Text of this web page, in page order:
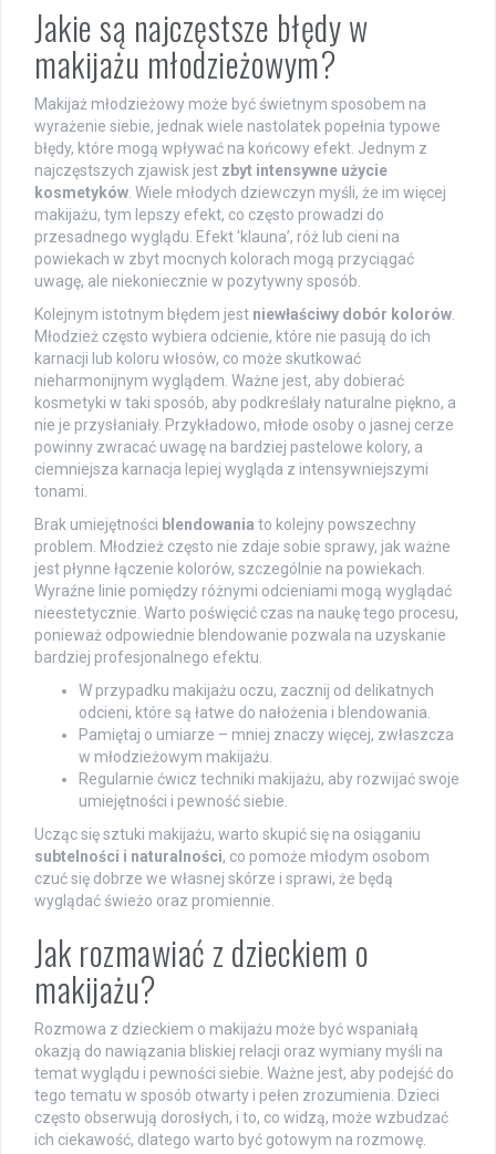
Jakie są najczęstsze błędy w
makijażu młodzieżowym?
Makijaż młodzieżowy może być świetnym sposobem na
wyrażenie siebie, jednak wiele nastolatek popełnia typowe
błędy, które mogą wpływać na końcowy efekt. Jednym z
najczęstszych zjawisk jest zbyt intensywne użycie
kosmetyków . Wiele młodych dziewczyn myśli, że im więcej
makijażu, tym lepszy efekt, co często prowadzi do
przesadnego wyglądu. Efekt 'klauna’, róż lub cieni na
powiekach w zbyt mocnych kolorach mogą przyciągać
uwagę, ale niekoniecznie w pozytywny sposób.
Kolejnym istotnym błędem jest niewłaściwy dobór kolorów
Młodzież często wybiera odcienie, które nie pasują do ich
karnacji lub koloru włosów, co może skutkować
nieharmonijnym wyglądem. Ważne jest, aby dobierać
kosmetyki w taki sposób, aby podkreślały naturalne piękno, a
nie je przysłaniały. Przykładowo, młode osoby o jasnej cerze
powinny zwracać uwagę na bardziej pastelowe kolory, a
ciemniejsza karnacja lepiej wygląda z intensywniejszymi
tonami.
Brak umiejętności blendowania to kolejny powszechny
problem. Młodzież często nie zdaje sobie sprawy, jak ważne
jest płynne łączenie kolorów, szczególnie na powiekach.
Wyraźne linie pomiędzy różnymi odcieniami mogą wyglądać
nieestetycznie. Warto poświęcić czas na naukę tego procesu,
ponieważ odpowiednie blendowanie pozwala na uzyskanie
bardziej profesjonalnego efektu.
W przypadku makijażu oczu, zacznij od delikatnych
odcieni, które są łatwe do nałożenia i blendowania.
Pamiętaj o umiarze – mniej znaczy więcej, zwłaszcza
w młodzieżowym makijażu.
Regularnie ćwicz techniki makijażu, aby rozwijać swoje
umiejętności i pewność siebie.
Ucząc się sztuki makijażu, warto skupić się na osiąganiu
subtelności i naturalności, co pomoże młodym osobom
czuć się dobrze we własnej skórze i sprawi, że będą
wyglądać świeżo oraz promiennie.
Jak rozmawiać z dzieckiem o
makijażu?
Rozmowa z dzieckiem o makijażu może być wspaniałą
okazją do nawiązania bliskiej relacji oraz wymiany myśli na
temat wyglądu i pewności siebie. Ważne jest, aby podejść do
tego tematu w sposób otwarty i pełen zrozumienia. Dzieci
często obserwują dorosłych, i to, co widzą, może wzbudzać
ich ciekawość, dlatego warto być gotowym na rozmowę.